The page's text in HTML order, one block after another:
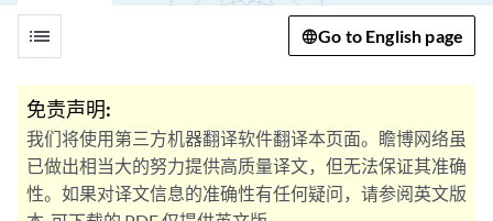
list Go to English page
免责声明:
我们将使用第三方机器翻译软件翻译本页面。瞻博网络虽
已做出相当大的努力提供高质量译文，但无法保证其准确
性。如果对译文信息的准确性有任何疑问，请参阅英文版